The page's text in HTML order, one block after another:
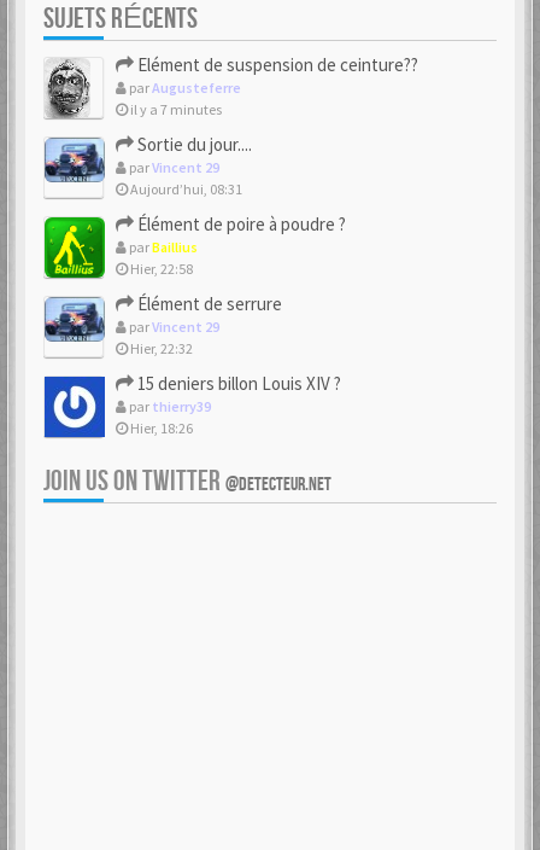
SUJETS RÉCENTS
Elément de suspension de ceinture??
parAugusteferre
il y a 7 minutes
Sortie du jour....
parVincent 29
Aujourd’hui, 08:31
Élément de poire à poudre ?
parBaillius
Hier, 22:58
Élément de serrure
parVincent 29
Hier, 22:32
15 deniers billon Louis XIV ?
par thierry39
Hier, 18:26
JOIN US ON TWITTER @DETECTEUR.NET